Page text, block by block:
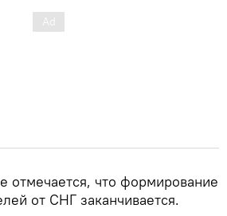
отмечается, что формирование
от СНГ заканчивается.